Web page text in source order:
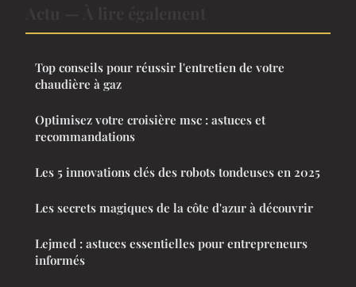
Top conseils pour réussir l'entretien de votre
chaudière à gaz
Optimisez votre croisière msc : astuces et
recommandations
Les 5 innovations clés des robots tondeuses en 2025
Les secrets magiques de la côte d'azur à découvrir
Lejmed : astuces essentielles pour entrepreneurs
informés